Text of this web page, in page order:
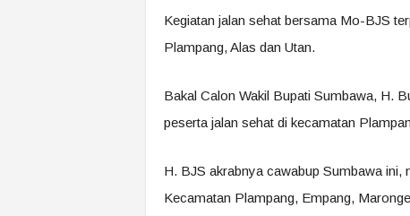
Kegiatan jalan sehat bersama Mo-BJS
Plampang, Alas dan Utan.
Bakal Calon Wakil Bupati Sumbawa, H.
peserta jalan sehat di kecamatan
H. BJS akrabnya cawabup Sumbawa ini,
Kecamatan Plampang, Empang,